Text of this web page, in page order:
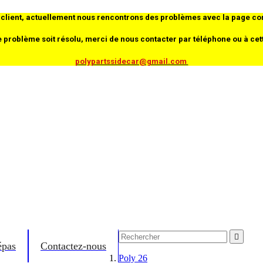
actuellement nous rencontrons des problèmes avec la page
problème soit résolu, merci de nous contacter par téléphone ou à
polypartssidecar@gmail.com
Contactez-nous

Poly 26